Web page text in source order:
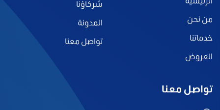
من نحن
خدماتنا
العروض
شركاؤنا
المدونة
تواصل معنا
تواصل معنا